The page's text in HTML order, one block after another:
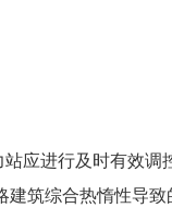
应进行及时有效调
筑综合热惰性导